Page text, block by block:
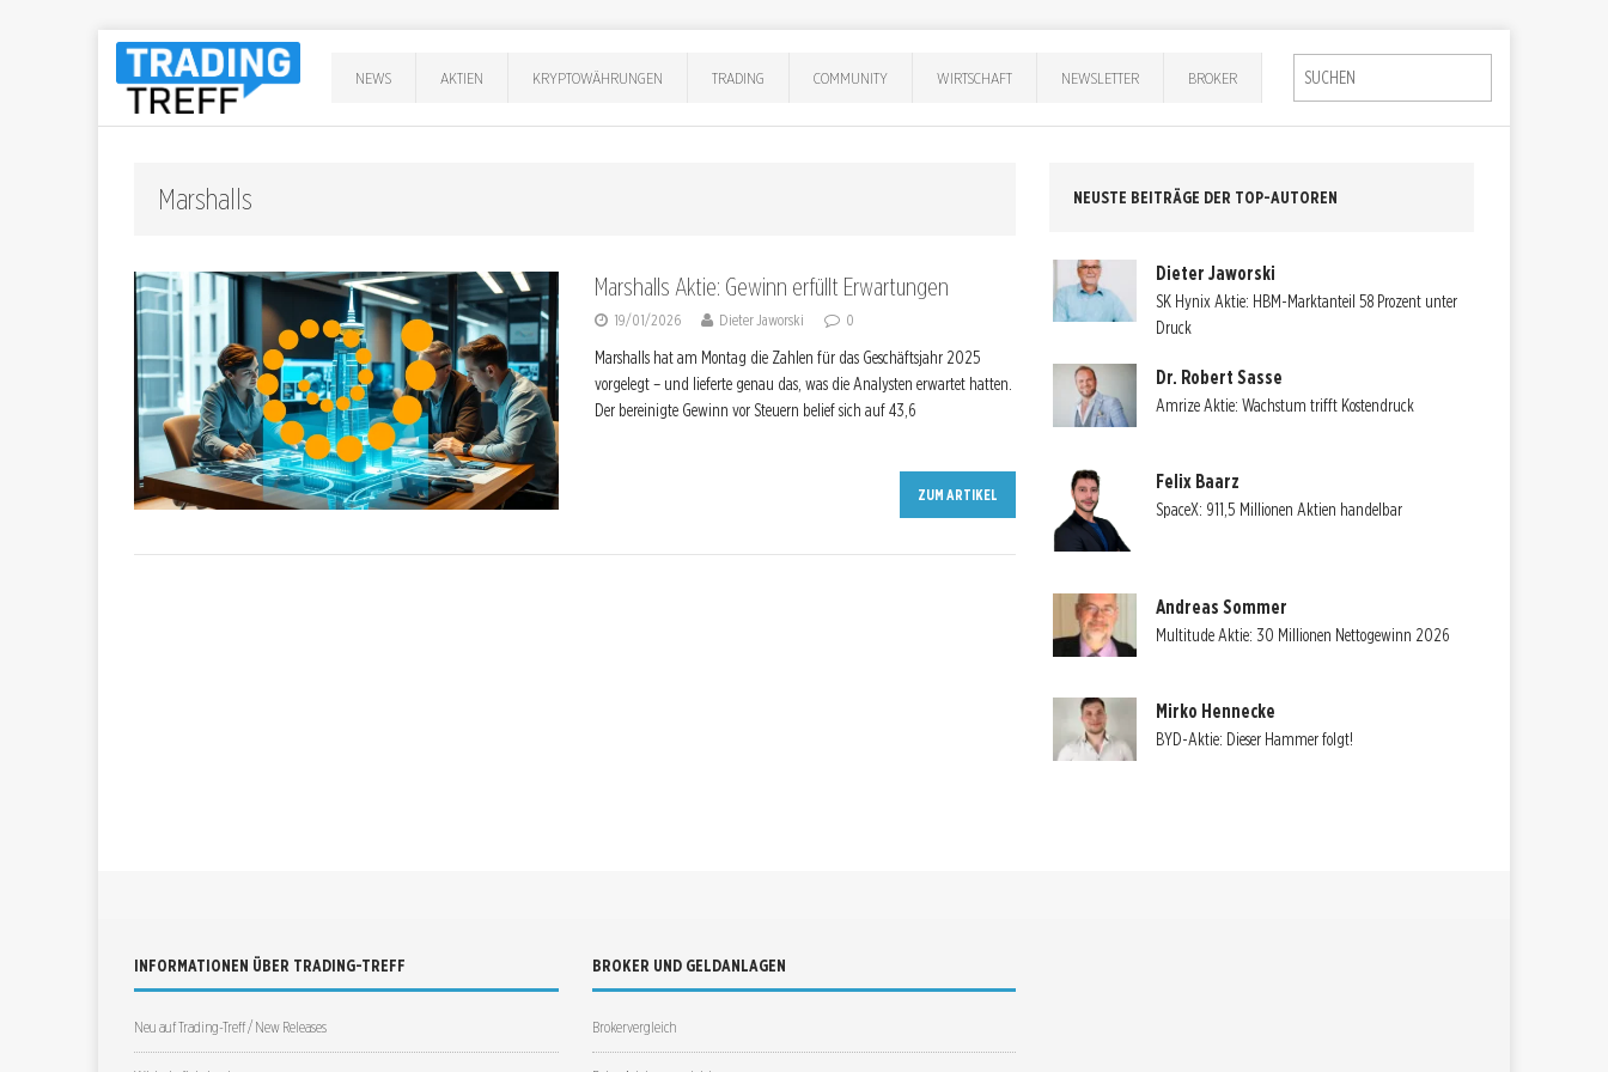
NEWS AKTIEN KRYPTOWÄHRUNGEN TRADING COMMUNITY WIRTSCHAFT NEWSLETTER BROKER
Marshalls
Marshalls Aktie: Gewinn erfüllt Erwartungen
19/01/2026 Dieter Jaworski 0
Marshalls hat am Montag die Zahlen für das Geschäftsjahr 2025
vorgelegt – und lieferte genau das, was die Analysten erwartet hatten.
Der bereinigte Gewinn vor Steuern belief sich auf 43,6
ZUM ARTIKEL
NEUSTE BEITRÄGE DER TOP-AUTOREN
Dieter Jaworski
SK Hynix Aktie: HBM-Marktanteil 58 Prozent unter
Druck
Dr. Robert Sasse
Amrize Aktie: Wachstum trifft Kostendruck
Felix Baarz
SpaceX: 911,5 Millionen Aktien handelbar
Andreas Sommer
Multitude Aktie: 30 Millionen Nettogewinn 2026
Mirko Hennecke
BYD-Aktie: Dieser Hammer folgt!
INFORMATIONEN ÜBER TRADING-TREFF
Neu auf Trading-Treff / New Releases
BROKER UND GELDANLAGEN
Brokervergleich